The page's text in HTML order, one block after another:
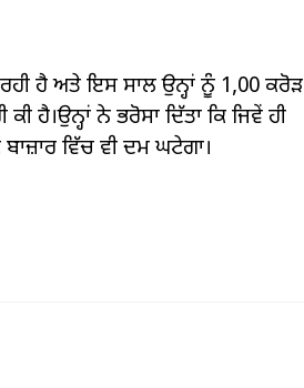
ਹੈ ਅਤੇ ਇਸ ਸਾਲ ਉਨ੍ਹਾਂ ਨੂੰ 1,00 ਕਰੋੜ
ਨੇ ਭਰੋਸਾ ਦਿੱਤਾ ਕਿ ਜਿਵੇਂ ਹੀ
ਵਿੱਚ ਵੀ ਦਮ ਘਟੇਗਾ।